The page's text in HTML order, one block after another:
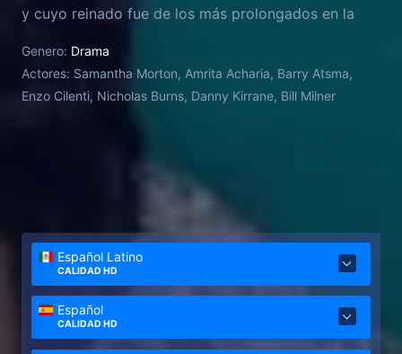
y cuyo reinado fue de los más prolongados en la
desarrolla a través de relatos retrospectivos, a la
vez que defiende sus acciones e imparte las
lecciones de vida a su nueva sirvienta, Rahima.
Genero: Drama
Actores: Samantha Morton, Amrita Acharia, Barry Atsma,
Enzo Cilenti, Nicholas Burns, Danny Kirrane, Bill Milner
Español Latino
CALIDAD HD
Español
CALIDAD HD